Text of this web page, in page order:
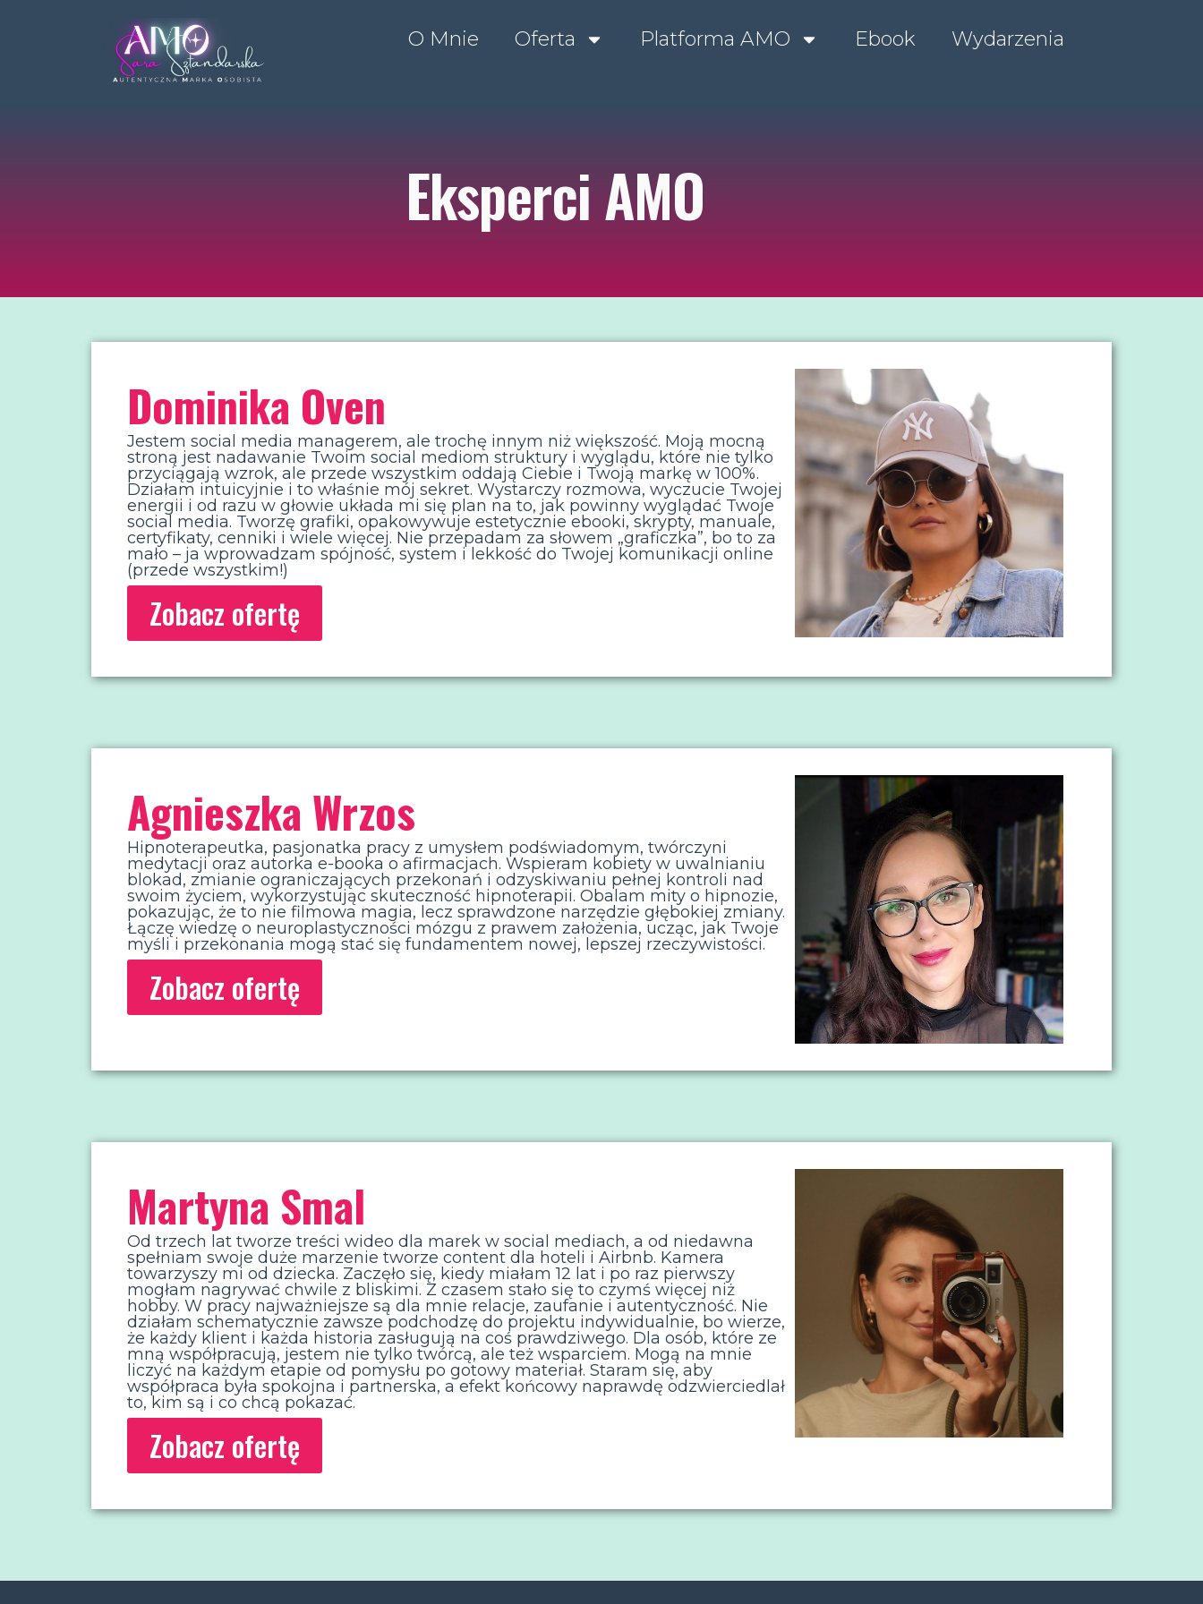
O Mnie Oferta Platforma AMO Ebook Wydarzenia
Eksperci AMO
Dominika Oven
Jestem social media managerem, ale trochę innym niż większość. Moją mocną
stroną jest nadawanie Twoim social mediom struktury i wyglądu, które nie tylko
przyciągają wzrok, ale przede wszystkim oddają Ciebie i Twoją markę w 100%.
Działam intuicyjnie i to właśnie mój sekret. Wystarczy rozmowa, wyczucie Twojej
energii i od razu w głowie układa mi się plan na to, jak powinny wyglądać Twoje
social media. Tworzę grafiki, opakowywuje estetycznie ebooki, skrypty, manuale,
certyfikaty, cenniki i wiele więcej. Nie przepadam za słowem „graficzka”, bo to za
mało – ja wprowadzam spójność, system i lekkość do Twojej komunikacji online
(przede wszystkim!)
Zobacz ofertę
Agnieszka Wrzos
Hipnoterapeutka, pasjonatka pracy z umysłem podświadomym, twórczyni
medytacji oraz autorka e-booka o afirmacjach. Wspieram kobiety w uwalnianiu
blokad, zmianie ograniczających przekonań i odzyskiwaniu pełnej kontroli nad
swoim życiem, wykorzystując skuteczność hipnoterapii. Obalam mity o hipnozie,
pokazując, że to nie filmowa magia, lecz sprawdzone narzędzie głębokiej zmiany.
Łączę wiedzę o neuroplastyczności mózgu z prawem założenia, ucząc, jak Twoje
myśli i przekonania mogą stać się fundamentem nowej, lepszej rzeczywistości.
Zobacz ofertę
Martyna Smal
Od trzech lat tworze treści wideo dla marek w social mediach, a od niedawna
spełniam swoje duże marzenie tworze content dla hoteli i Airbnb. Kamera
towarzyszy mi od dziecka. Zaczęło się, kiedy miałam 12 lat i po raz pierwszy
mogłam nagrywać chwile z bliskimi. Z czasem stało się to czymś więcej niż
hobby. W pracy najważniejsze są dla mnie relacje, zaufanie i autentyczność. Nie
działam schematycznie zawsze podchodzę do projektu indywidualnie, bo wierze,
że każdy klient i każda historia zasługują na coś prawdziwego. Dla osób, które ze
mną współpracują, jestem nie tylko twórcą, ale też wsparciem. Mogą na mnie
liczyć na każdym etapie od pomysłu po gotowy materiał. Staram się, aby
współpraca była spokojna i partnerska, a efekt końcowy naprawdę odzwierciedlał
to, kim są i co chcą pokazać.
Zobacz ofertę